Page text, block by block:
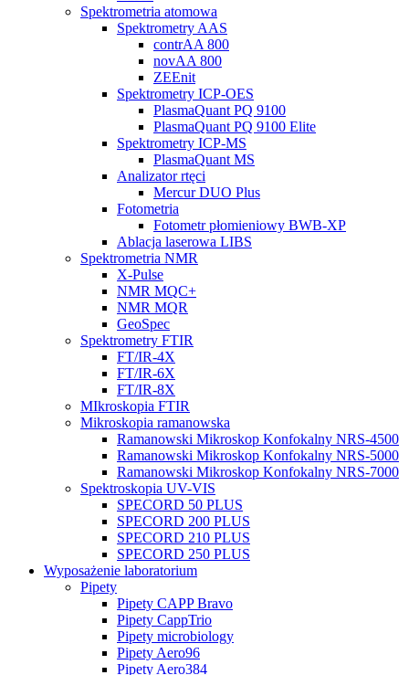
Spektrometria atomowa
Spektrometry AAS
contrAA 800
novAA 800
ZEEnit
Spektrometry ICP-OES
PlasmaQuant PQ 9100
PlasmaQuant PQ 9100 Elite
Spektrometry ICP-MS
PlasmaQuant MS
Analizator rtęci
Mercur DUO Plus
Fotometria
Fotometr płomieniowy BWB-XP
Ablacja laserowa LIBS
Spektrometria NMR
X-Pulse
NMR MQC+
NMR MQR
GeoSpec
Spektrometry FTIR
FT/IR-4X
FT/IR-6X
FT/IR-8X
MIkroskopia FTIR
Mikroskopia ramanowska
Ramanowski Mikroskop Konfokalny NRS-4500
Ramanowski Mikroskop Konfokalny NRS-5000
Ramanowski Mikroskop Konfokalny NRS-7000
Spektroskopia UV-VIS
SPECORD 50 PLUS
SPECORD 200 PLUS
SPECORD 210 PLUS
SPECORD 250 PLUS
Wyposażenie laboratorium
Pipety
Pipety CAPP Bravo
Pipety CappTrio
Pipety microbiology
Pipety Aero96
Pipety Aero384